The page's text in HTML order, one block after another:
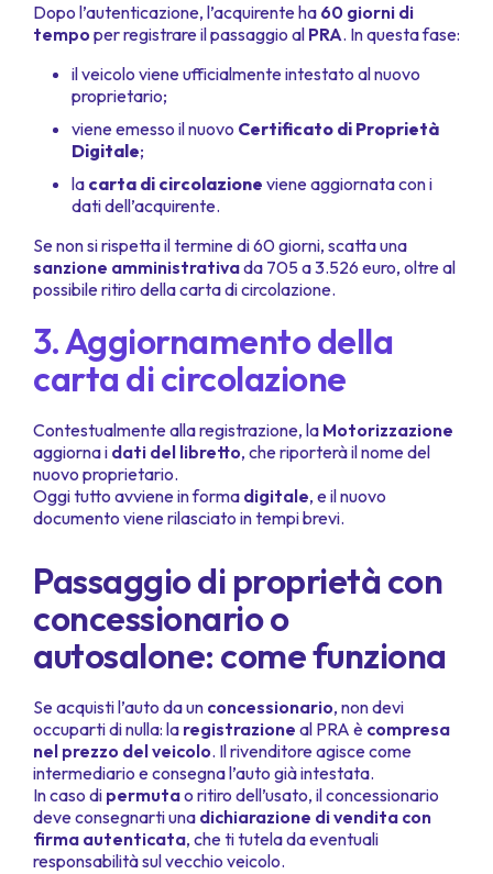
Dopo l’autenticazione, l’acquirente ha 60 giorni di
tempo per registrare il passaggio al PRA. In questa fase:
il veicolo viene ufficialmente intestato al nuovo
proprietario;
viene emesso il nuovo Certificato di Proprietà
Digitale;
la carta di circolazione viene aggiornata con i
dati dell’acquirente.
Se non si rispetta il termine di 60 giorni, scatta una
sanzione amministrativada 705 a 3.526 euro, oltre al
possibile ritiro della carta di circolazione.
3. Aggiornamento della
carta di circolazione
Contestualmente alla registrazione, la Motorizzazione
aggiorna i dati del libretto, che riporterà il nome del
nuovo proprietario.
Oggi tutto avviene in forma digitale, e il nuovo
documento viene rilasciato in tempi brevi.
Passaggio di proprietà con
concessionario o
autosalone: come funziona
Se acquisti l’auto da un concessionario, non devi
occuparti di nulla: la registrazione al PRA è compresa
nel prezzo del veicolo. Il rivenditore agisce come
intermediario e consegna l’auto già intestata.
In caso di permutao ritiro dell’usato, il concessionario
deve consegnarti una dichiarazione di vendita con
firma autenticata, che ti tutela da eventuali
responsabilità sul vecchio veicolo.